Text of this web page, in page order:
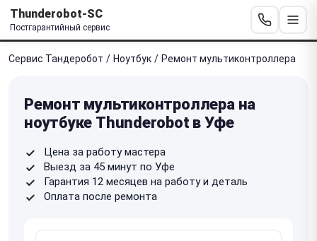
Thunderobot-SC
Постгарантийный сервис
Сервис Тандеробот / Ноутбук / Ремонт мультиконтроллера
Ремонт мультиконтроллера на
ноутбуке Thunderobot в Уфе
Цена за работу мастера
Выезд за 45 минут по Уфе
Гарантия 12 месяцев на работу и деталь
Оплата после ремонта